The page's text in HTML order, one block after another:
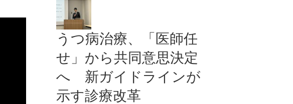
うつ病治療、「医師任
せ」から共同意思決定
へ 新ガイドラインが
示す診療改革